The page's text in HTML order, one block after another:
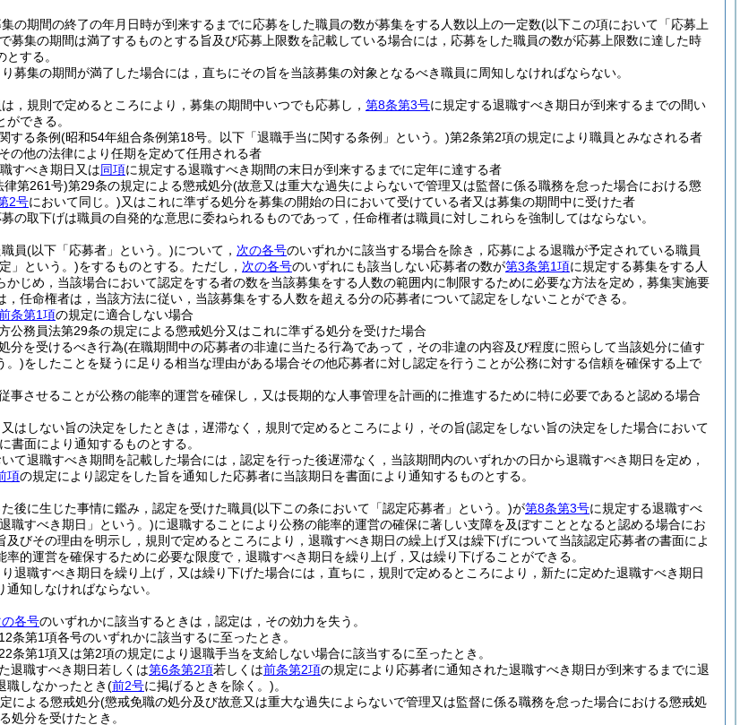
の期間の終了の年月日時が到来するまでに応募をした職員の数が募集をする人数以上の一定数(以下この項において「応募上
募集の期間は満了するものとする旨及び応募上限数を記載している場合には，応募をした職員の数が応募上限数に達した時
する。
募集の期間が満了した場合には，直ちにその旨を当該募集の対象となるべき職員に周知しなければならない。
，規則で定めるところにより，募集の期間中いつでも応募し， 第8条第3号に規定する退職すべき期日が到来するまでの間い
できる。
する条例(昭和54年組合条例第18号。以下「退職手当に関する条例」という。)第2条第2項の規定により職員とみなされる者
の他の法律により任期を定めて任用される者
すべき期日又は同項に規定する退職すべき期間の末日が到来するまでに定年に達する者
律第261号)第29条の規定による懲戒処分(故意又は重大な過失によらないで管理又は監督に係る職務を怠った場合における懲
2号において同じ。)又はこれに準ずる処分を募集の開始の日において受けている者又は募集の期間中に受けた者
の取下げは職員の自発的な意思に委ねられるものであって，任命権者は職員に対しこれらを強制してはならない。
員(以下「応募者」という。)について， 次の各号のいずれかに該当する場合を除き，応募による退職が予定されている職員
」という。)をするものとする。 ただし， 次の各号のいずれにも該当しない応募者の数が第3条第1項に規定する募集をする人
かじめ，当該場合において認定をする者の数を当該募集をする人数の範囲内に制限するために必要な方法を定め，募集実施要
任命権者は，当該方法に従い，当該募集をする人数を超える分の応募者について認定をしないことができる。
条第1項の規定に適合しない場合
公務員法第29条の規定による懲戒処分又はこれに準ずる処分を受けた場合
分を受けるべき行為(在職期間中の応募者の非違に当たる行為であって，その非違の内容及び程度に照らして当該処分に値す
。)をしたことを疑うに足りる相当な理由がある場合その他応募者に対し認定を行うことが公務に対する信頼を確保する上で
事させることが公務の能率的運営を確保し，又は長期的な人事管理を計画的に推進するために特に必要であると認める場合
はしない旨の決定をしたときは，遅滞なく，規則で定めるところにより，その旨(認定をしない旨の決定をした場合において
書面により通知するものとする。
て退職すべき期間を記載した場合には，認定を行った後遅滞なく，当該期間内のいずれかの日から退職すべき期日を定め，
項の規定により認定をした旨を通知した応募者に当該期日を書面により通知するものとする。
後に生じた事情に鑑み，認定を受けた職員(以下この条において「認定応募者」という。)が第8条第3号に規定する退職すべ
職すべき期日」という。)に退職することにより公務の能率的運営の確保に著しい支障を及ぼすこととなると認める場合にお
及びその理由を明示し，規則で定めるところにより，退職すべき期日の繰上げ又は繰下げについて当該認定応募者の書面によ
的運営を確保するために必要な限度で，退職すべき期日を繰り上げ，又は繰り下げることができる。
退職すべき期日を繰り上げ，又は繰り下げた場合には，直ちに，規則で定めるところにより，新たに定めた退職すべき期日
知しなければならない。
各号のいずれかに該当するときは，認定は，その効力を失う。
条第1項各号のいずれかに該当するに至ったとき。
条第1項又は第2項の規定により退職手当を支給しない場合に該当するに至ったとき。
退職すべき期日若しくは第6条第2項若しくは前条第2項の規定により応募者に通知された退職すべき期日が到来するまでに退
職しなかったとき(前2号に掲げるときを除く。)。
による懲戒処分(懲戒免職の処分及び故意又は重大な過失によらないで管理又は監督に係る職務を怠った場合における懲戒処
処分を受けたとき。